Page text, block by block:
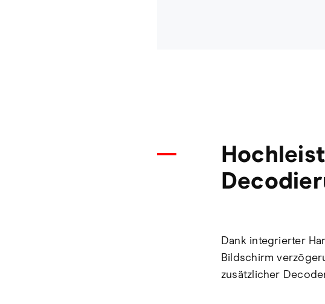
Dank integrierter
Bildschirm
zusätzlicher